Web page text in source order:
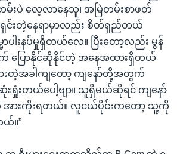
းပဲ လေ့လာနေသူ၊ အမြဲတမ်းစာဖတ်
ရှင်းတဲ့နေရာမှာလည်း စိတ်ရှည်တယ်
ပါးနပ်မှုရှိတယ်လေ။ ပြီးတော့လည်း မွန်
ပြောနိုင်ဆိုနိုင်တဲ့ အနေအထားရှိတယ်
းတဲ့အခါကျတော့ ကျနော်တို့အတွက်
းရှုံးတယ်ပေါ့ဗျာ။ သူရှိမယ်ဆိုရင် ကျနော်
ားကိုးရတယ်။ လူငယ်ပိုင်းကတော့ သူ့ကို
ယ်။”